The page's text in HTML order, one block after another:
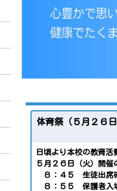
体育祭（５月２６
日頃より本校の教育活
５月２６日（火）開催
８：４５ 生徒出席
８：５５ 保護者入